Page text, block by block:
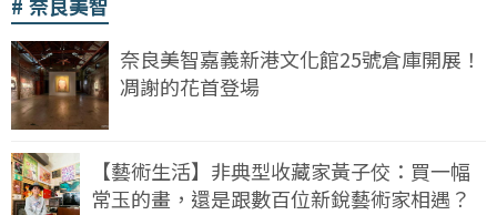
奈良美智
奈良美智嘉義新港文化館25號倉庫開展！
凋謝的花首登場
【藝術生活】非典型收藏家黃子佼：買一幅
常玉的畫，還是跟數百位新銳藝術家相遇？